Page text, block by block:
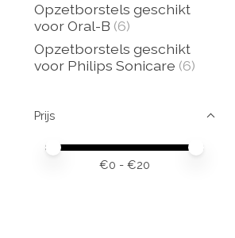
Opzetborstels geschikt
voor Oral-B (6)
Opzetborstels geschikt
voor Philips Sonicare (6)
Prijs
Minimale prijswaarde
Price maximum value
€0 - €20